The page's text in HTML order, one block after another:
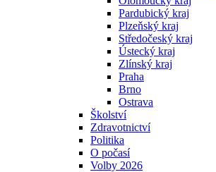
Pardubický kraj
Plzeňský kraj
Středočeský kraj
Ústecký kraj
Zlínský kraj
Praha
Brno
Ostrava
Školství
Zdravotnictví
Politika
O počasí
Volby 2026